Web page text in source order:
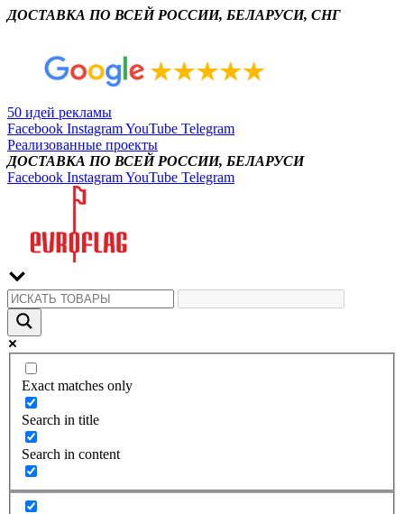
ДОСТАВКА ПО ВСЕЙ РОССИИ, БЕЛАРУСИ, СНГ
50 идей рекламы
Facebook InstagramYouTube Telegram
Реализованные проекты
ДОСТАВКА ПО ВСЕЙ РОССИИ, БЕЛАРУСИ
Facebook InstagramYouTube Telegram
Exact matches only
Search in title
Search in content